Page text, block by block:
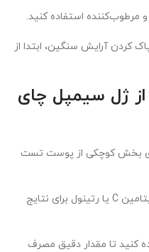
و مرطوب‌کننده استفاده کنید.
کردن آرایش سنگین، ابتدا از
ژل سیمپل چای
روی بخش کوچکی از پوست تست
: با سرم ویتامین C یا رتینول برای نتایج
کنید تا مقدار دقیق مصرف